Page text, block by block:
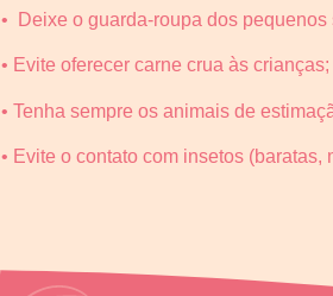
• Deixe o guarda-roupa dos
• Evite oferecer carne crua às crianças;
• Tenha sempre os animais de
• Evite o contato com insetos